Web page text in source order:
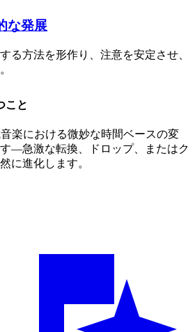
な発展
る方法を形作り、注意を安定させ、
こと
楽における微妙な時間ベースの変
—急激な転換、ドロップ、またはク
に進化します。